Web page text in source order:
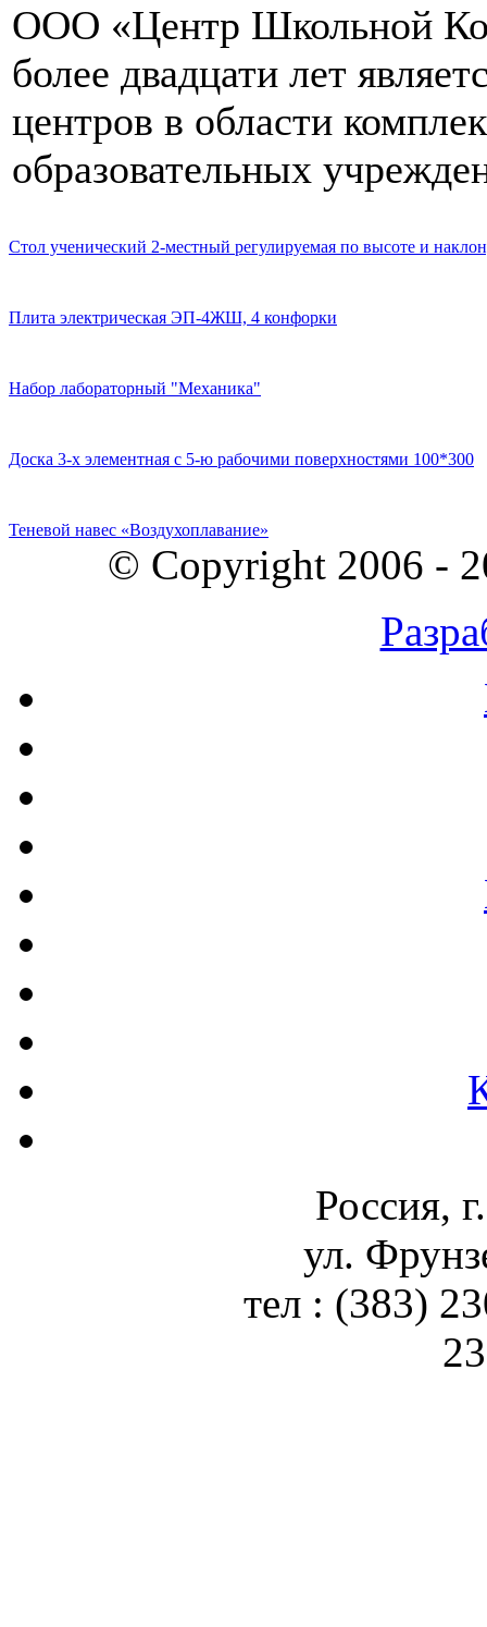
ООО «Центр Школьной
более двадцати лет
центров в области
образовательных
Стол ученический 2-местный регулируемая по высоте и
Плита электрическая ЭП-4ЖШ, 4 конфорки
Набор лабораторный "Механика"
Доска 3-х элементная с 5-ю рабочими поверхностями 100*300
Теневой навес «Воздухоплавание»
© Copyright 2006 -
Россия,
ул.
тел : (383)